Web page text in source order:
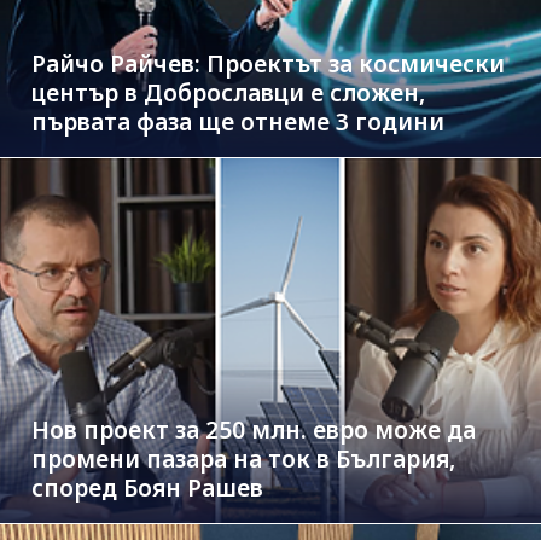
Райчо Райчев: Проектът за космически
център в Доброславци е сложен,
първата фаза ще отнеме 3 години
Нов проект за 250 млн. евро може да
промени пазара на ток в България,
според Боян Рашев